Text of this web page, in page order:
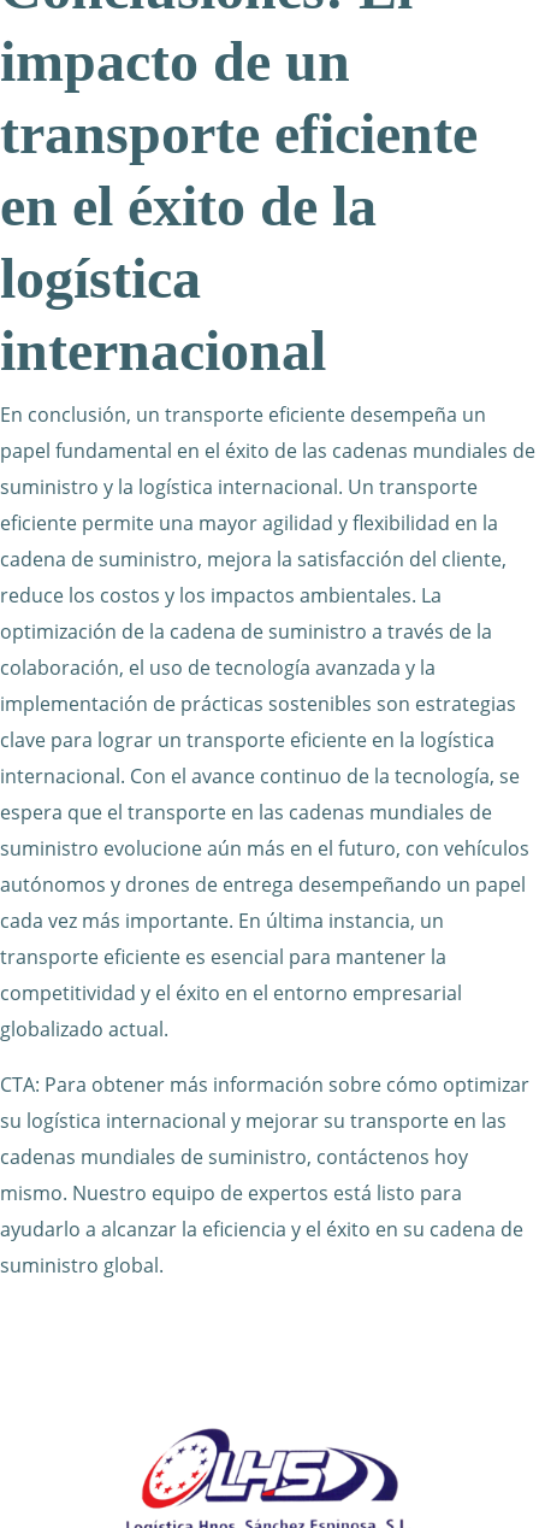
impacto de un
transporte eficiente
en el éxito de la
logística
internacional
En conclusión, un transporte eficiente desempeña un
papel fundamental en el éxito de las cadenas mundiales de
suministro y la logística internacional. Un transporte
eficiente permite una mayor agilidad y flexibilidad en la
cadena de suministro, mejora la satisfacción del cliente,
reduce los costos y los impactos ambientales. La
optimización de la cadena de suministro a través de la
colaboración, el uso de tecnología avanzada y la
implementación de prácticas sostenibles son estrategias
clave para lograr un transporte eficiente en la logística
internacional. Con el avance continuo de la tecnología, se
espera que el transporte en las cadenas mundiales de
suministro evolucione aún más en el futuro, con vehículos
autónomos y drones de entrega desempeñando un papel
cada vez más importante. En última instancia, un
transporte eficiente es esencial para mantener la
competitividad y el éxito en el entorno empresarial
globalizado actual.
CTA: Para obtener más información sobre cómo optimizar
su logística internacional y mejorar su transporte en las
cadenas mundiales de suministro, contáctenos hoy
mismo. Nuestro equipo de expertos está listo para
ayudarlo a alcanzar la eficiencia y el éxito en su cadena de
suministro global.